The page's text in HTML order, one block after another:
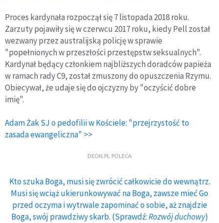
Proces kardynała rozpoczął się 7 listopada 2018 roku.
Zarzuty pojawiły się w czerwcu 2017 roku, kiedy Pell został
wezwany przez australijską policję w sprawie
"popełnionych w przeszłości przestępstw seksualnych".
Kardynał będący członkiem najbliższych doradców papieża
w ramach rady C9, został zmuszony do opuszczenia Rzymu.
Obiecywał, że udaje się do ojczyzny by "oczyścić dobre
imię".
Adam Żak SJ o pedofilii w Kościele: "przejrzystość to
zasada ewangeliczna" >>
DEON.PL POLECA
Kto szuka Boga, musi się zwrócić całkowicie do wewnątrz.
Musi się wciąż ukierunkowywać na Boga, zawsze mieć Go
przed oczyma i wytrwale zapominać o sobie, aż znajdzie
Boga, swój prawdziwy skarb. (Sprawdź:Rozwój duchowy)